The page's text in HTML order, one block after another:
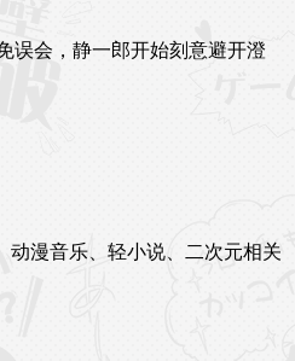
误会，静一郎开始刻意避开澄
动漫音乐、轻小说、二次元相关